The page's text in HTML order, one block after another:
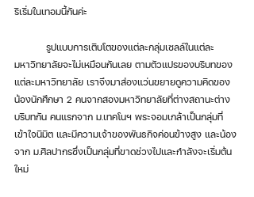
ริเริ่มในเทอมนี้กันค่ะ
มหาวิทยาลัยจะไม่เหมือนกันเลย ตามตัวแปรของบริบทของ
แต่ละมหาวิทยาลัย เราจึงมาส่องแว่นขยายดูความคิดของ
น้องนักศึกษา 2 คนจากสองมหาวิทยาลัยที่ต่างสถานะต่าง
บริบทกัน คนแรกจาก ม.เทคโนฯ พระจอมเกล้าเป็นกลุ่มที่
เข้าใจนิมิต และมีความเจ้าของพันธกิจค่อนข้างสูง และน้อง
จาก ม.ศิลปากรซึ่งเป็นกลุ่มที่ขาดช่วงไปและกำลังจะเริ่มต้น
ใหม่